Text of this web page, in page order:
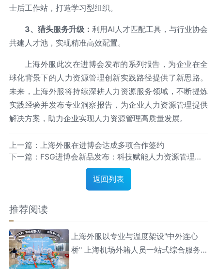
士后工作站，打造学习型组织。
3、猎头服务升级： 利用AI人才匹配工具，与行业协会
共建人才池，实现精准高效配置。
上海外服此次在进博会发布的系列报告，为企业在全
球化背景下的人力资源管理创新实践路径提供了新思路。
未来，上海外服将持续深耕人力资源服务领域，不断提炼
实践经验并发布专业洞察报告，为企业人力资源管理提供
解决方案，助力企业实现人力资源管理高质量发展。
上一篇：上海外服在进博会达成多项合作签约
返回列表
下一篇：FSG进博会新品发布：科技赋能人力资源管理，
构建企业人才发展新生态
推荐阅读
上海外服以专业与温度架设"中外连心
桥" 上海机场外籍人员一站式综合服务